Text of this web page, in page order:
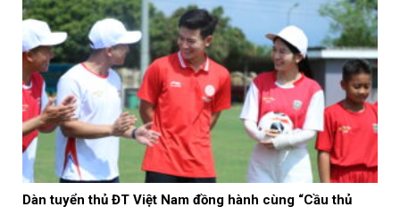
Dàn tuyển thủ ĐT Việt Nam đồng hành cùng “Cầu thủ